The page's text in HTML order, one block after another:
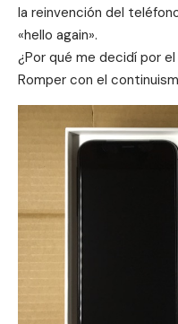
la reinvención del
«hello again».
¿Por qué me decidí por
Romper con el